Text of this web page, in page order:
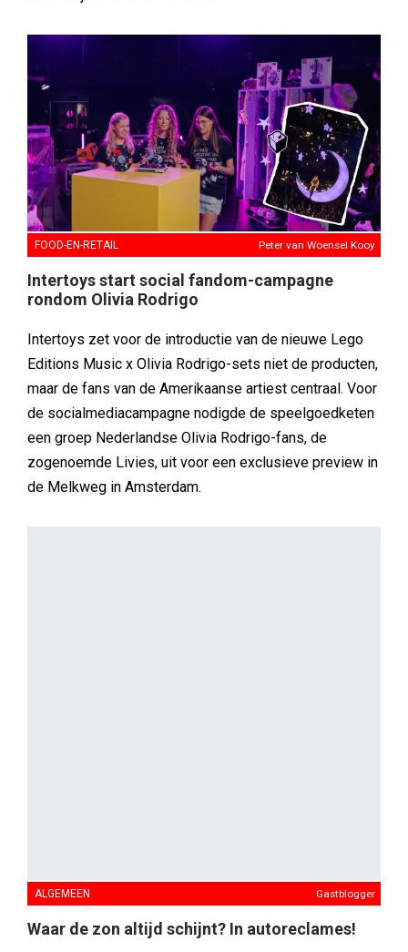
FOOD-EN-RETAIL Peter van Woensel Kooy
Intertoys start social fandom-campagne
rondom Olivia Rodrigo
Intertoys zet voor de introductie van de nieuwe Lego
Editions Music x Olivia Rodrigo-sets niet de producten,
maar de fans van de Amerikaanse artiest centraal. Voor
de socialmediacampagne nodigde de speelgoedketen
een groep Nederlandse Olivia Rodrigo-fans, de
zogenoemde Livies, uit voor een exclusieve preview in
de Melkweg in Amsterdam.
ALGEMEEN Gastblogger
Waar de zon altijd schijnt? In autoreclames!